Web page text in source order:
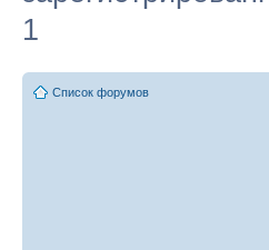
1
Список форумов